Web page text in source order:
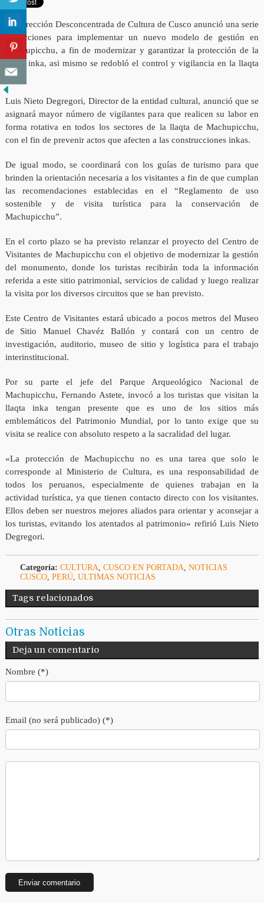
La Dirección Desconcentrada de Cultura de Cusco anunció una serie
de acciones para implementar un nuevo modelo de gestión en
Machupicchu, a fin de modernizar y garantizar la protección de la
llaqta inka, asi mismo se redobló el control y vigilancia en la llaqta
inka.
Luis Nieto Degregori, Director de la entidad cultural, anunció que se
asignará mayor número de vigilantes para que realicen su labor en
forma rotativa en todos los sectores de la llaqta de Machupicchu,
con el fin de prevenir actos que afecten a las construcciones inkas.
De igual modo, se coordinará con los guías de turismo para que
brinden la orientación necesaria a los visitantes a fin de que cumplan
las recomendaciones establecidas en el “Reglamento de uso
sostenible y de visita turística para la conservación de
Machupicchu”.
En el corto plazo se ha previsto relanzar el proyecto del Centro de
Visitantes de Machupicchu con el objetivo de modernizar la gestión
del monumento, donde los turistas recibirán toda la información
referida a este sitio patrimonial, servicios de calidad y luego realizar
la visita por los diversos circuitos que se han previsto.
Este Centro de Visitantes estará ubicado a pocos metros del Museo
de Sitio Manuel Chavéz Ballón y contará con un centro de
investigación, auditorio, museo de sitio y logística para el trabajo
interinstitucional.
Por su parte el jefe del Parque Arqueológico Nacional de
Machupicchu, Fernando Astete, invocó a los turistas que visitan la
llaqta inka tengan presente que es uno de los sitios más
emblemáticos del Patrimonio Mundial, por lo tanto exige que su
visita se realice con absoluto respeto a la sacralidad del lugar.
«La protección de Machupicchu no es una tarea que solo le
corresponde al Ministerio de Cultura, es una responsabilidad de
todos los peruanos, especialmente de quienes trabajan en la
actividad turística, ya que tienen contacto directo con los visitantes.
Ellos deben ser nuestros mejores aliados para orientar y aconsejar a
los turistas, evitando los atentados al patrimonio» refirió Luis Nieto
Degregori.
Categoría: CULTURA, CUSCO EN PORTADA, NOTICIAS
CUSCO, PERÚ, ULTIMAS NOTICIAS
Tags relacionados
Otras Noticias
Deja un comentario
Nombre (*)
Email (no será publicado) (*)